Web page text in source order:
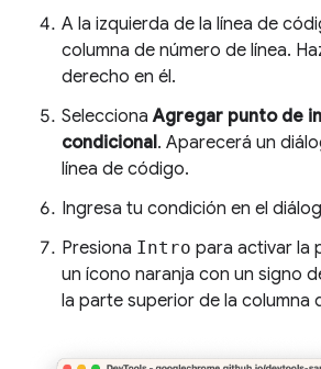
A la izquierda de la línea de
columna de número de línea.
derecho en él.
SeleccionaAgregar punto de
condicional. Aparecerá un
línea de código.
Ingresa tu condición en el
Presiona Intro para activar la
un ícono naranja con un signo
la parte superior de la columna